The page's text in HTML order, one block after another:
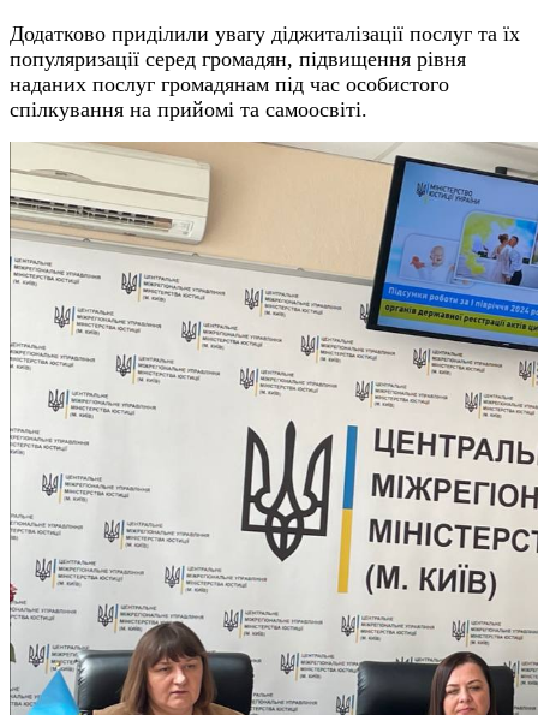
Додатково приділили увагу діджиталізації послуг та їх
популяризації серед громадян, підвищення рівня
наданих послуг громадянам під час особистого
спілкування на прийомі та самоосвіті.